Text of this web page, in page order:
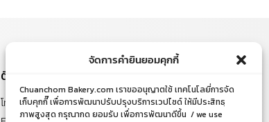
จัดการคำยินยอมคุกกี้
Chuanchom Bakery.com เราขออนุญาตใช้ เทคโนโลยี่การจัด
เก็บคุกกี๊ เพื่อการพัฒนาปรับปรุงบริการเวปไซด์ ให้มีประสิทธฺ
ภาพสูงสุด กรุณากด ยอมรับ เพื่อการพัฒนาดีขึ้น / we use
ติดต่อสอบถาม
โทร. 065-526-2325, 02 519 8212